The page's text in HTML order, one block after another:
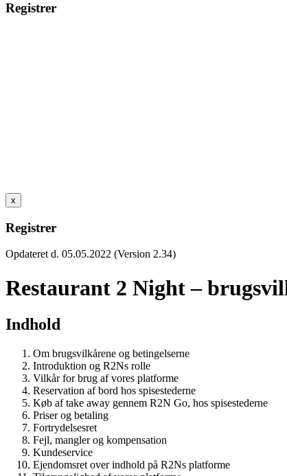
Registrer
x
Registrer
Opdateret d. 05.05.2022 (Version 2.34)
Restaurant 2 Night –
Indhold
Om brugsvilkårene og betingelserne
Introduktion og R2Ns rolle
Vilkår for brug af vores platforme
Reservation af bord hos spisestederne
Køb af take away gennem R2N Go, hos spisestederne
Priser og betaling
Fortrydelsesret
Fejl, mangler og kompensation
Kundeservice
Ejendomsret over indhold på R2Ns platforme